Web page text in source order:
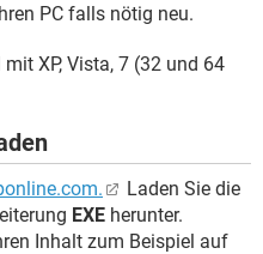
PC falls nötig neu.
XP, Vista, 7 (32 und 64
Laden Sie die
EXE herunter.
Inhalt zum Beispiel auf